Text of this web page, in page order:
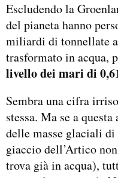
Escludendo la
del pianeta hanno
miliardi di tonnellate
trasformato in acqua,
livello dei mari di
Sembra una cifra
stessa. Ma se a
delle masse glaciali
giaccio dell’Artico
trova già in acqua),